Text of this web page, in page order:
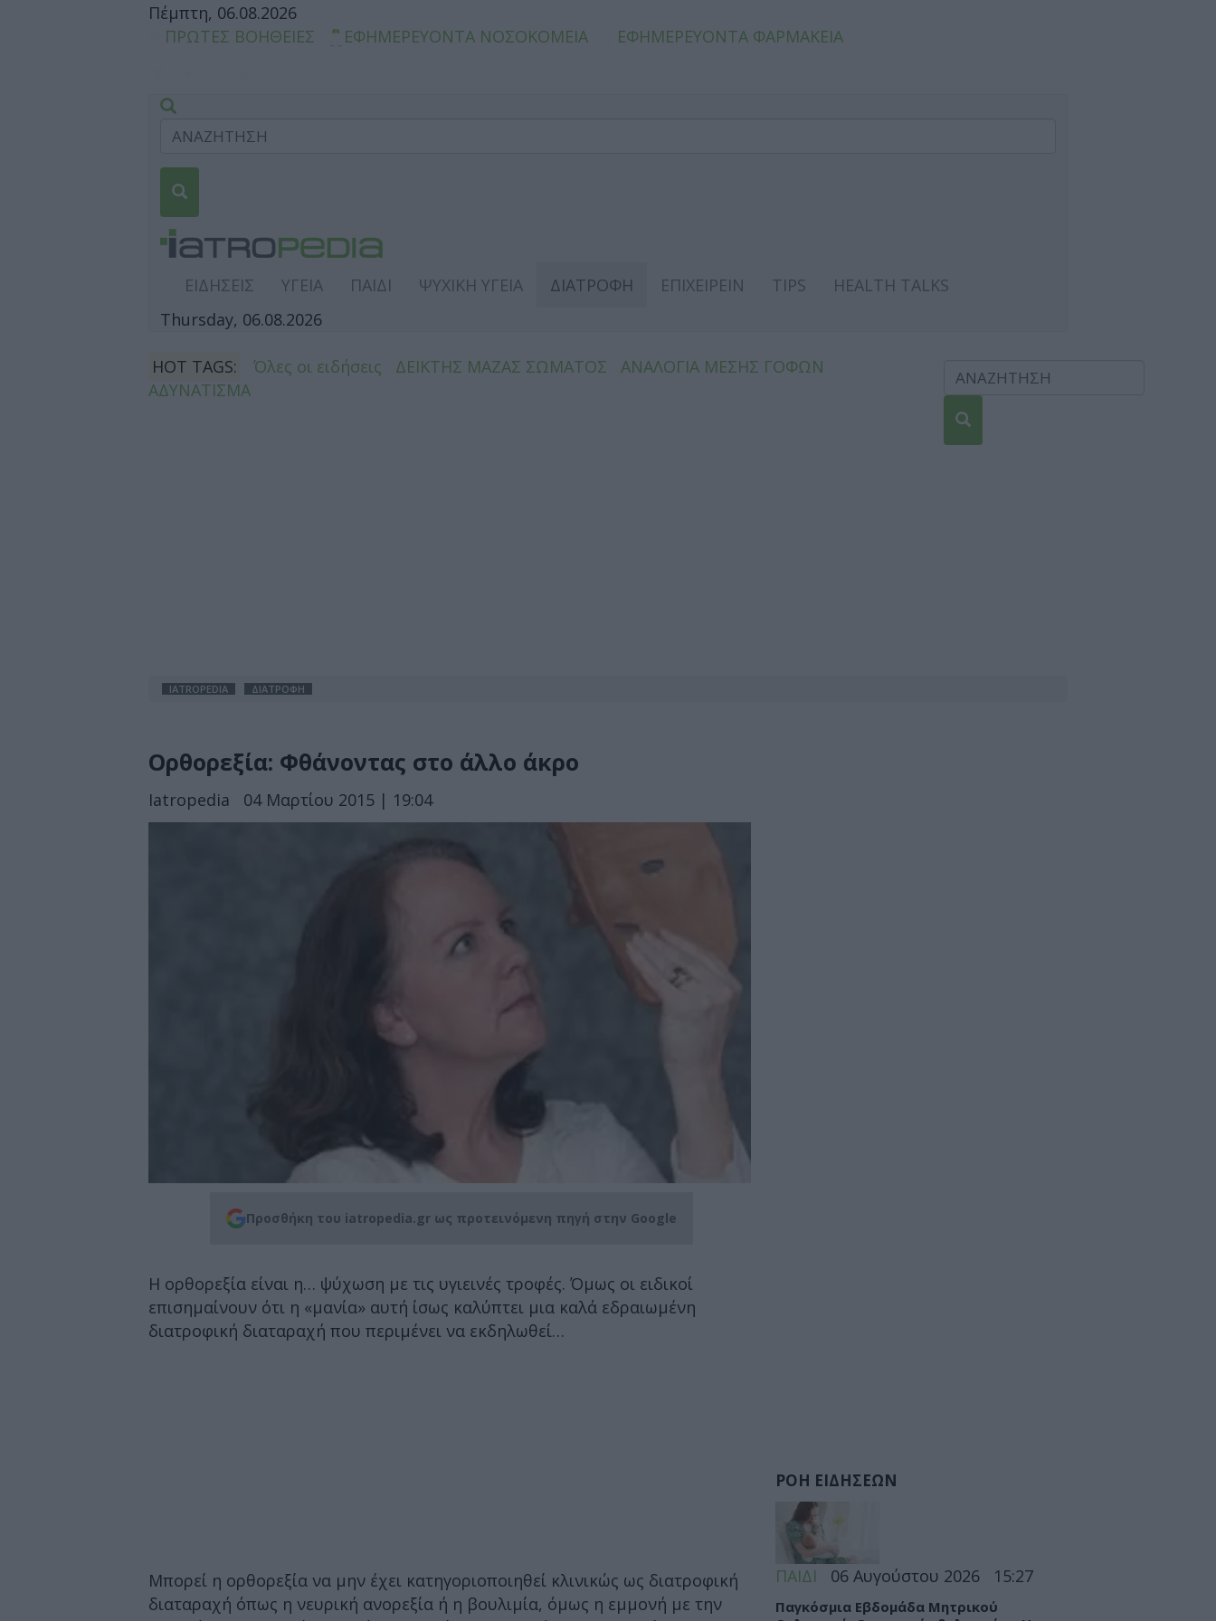
Πέμπτη, 06.08.2026
ΠΡΩΤΕΣ ΒΟΗΘΕΙΕΣ
ΕΦΗΜΕΡΕΥΟΝΤΑ ΝΟΣΟΚΟΜΕΙΑ ΕΦΗΜΕΡΕΥΟΝΤΑ ΦΑΡΜΑΚΕΙΑ
ΕΙΔΗΣΕΙΣ ΥΓΕΙΑ ΠΑΙΔΙ ΨΥΧΙΚΗ ΥΓΕΙΑ ΔΙΑΤΡΟΦΗ ΕΠΙΧΕΙΡΕΙΝ TIPS
HEALTH TALKS
Thursday, 06.08.2026
HOT TAGS: Όλες οι ειδήσεις ΔΕΙΚΤΗΣ ΜΑΖΑΣ ΣΩΜΑΤΟΣ
ΑΝΑΛΟΓΙΑ ΜΕΣΗΣ ΓΟΦΩΝ
ΑΔΥΝΑΤΙΣΜΑ
IATROPEDIA ΔΙΑΤΡΟΦΗ
Ορθορεξία: Φθάνοντας στο άλλο άκρο
Iatropedia 04 Μαρτίου 2015 | 19:04
Προσθήκη του iatropedia.gr ως προτεινόμενη πηγή στην Google
Η ορθορεξία είναι η… ψύχωση με τις υγιεινές τροφές. Όμως οι ειδικοί
επισημαίνουν ότι η «μανία» αυτή ίσως καλύπτει μια καλά εδραιωμένη
διατροφική διαταραχή που περιμένει να εκδηλωθεί…
Μπορεί η ορθορεξία να μην έχει κατηγοριοποιηθεί κλινικώς ως διατροφική
διαταραχή όπως η νευρική ανορεξία ή η βουλιμία, όμως η εμμονή με την
ΡΟΗ ΕΙΔΗΣΕΩΝ
ΠΑΙΔΙ 06 Αυγούστου 2026 15:27
Παγκόσμια Εβδομάδα Μητρικού